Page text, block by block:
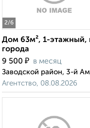
2/6
Дом 63м², 1-этажный,
города
9 500 ₽ в месяц
Заводской район, 3-й
Агентство, 08.08.2026